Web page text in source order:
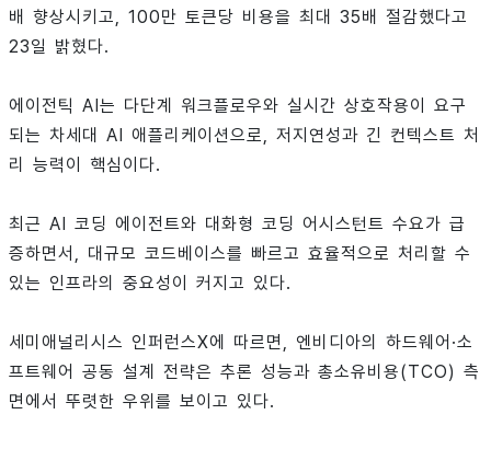
배 향상시키고, 100만 토큰당 비용을 최대 35배 절감했다고
23일 밝혔다.
에이전틱 AI는 다단계 워크플로우와 실시간 상호작용이 요구
되는 차세대 AI 애플리케이션으로, 저지연성과 긴 컨텍스트 처
리 능력이 핵심이다.
최근 AI 코딩 에이전트와 대화형 코딩 어시스턴트 수요가 급
증하면서, 대규모 코드베이스를 빠르고 효율적으로 처리할 수
있는 인프라의 중요성이 커지고 있다.
세미애널리시스 인퍼런스X에 따르면, 엔비디아의 하드웨어·소
프트웨어 공동 설계 전략은 추론 성능과 총소유비용(TCO) 측
면에서 뚜렷한 우위를 보이고 있다.